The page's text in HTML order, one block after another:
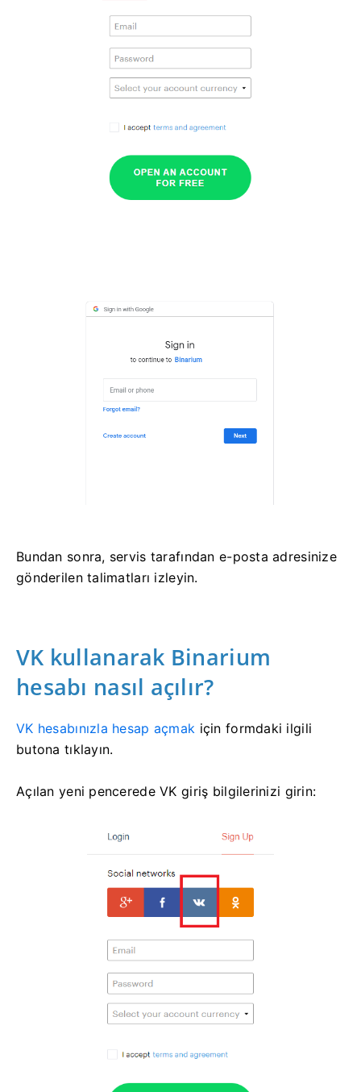
Bundan sonra, servis tarafından e-posta adresinize
gönderilen talimatları izleyin.
VK kullanarak Binarium
hesabı nasıl açılır?
VK hesabınızla hesap açmak için formdaki ilgili
butona tıklayın.
Açılan yeni pencerede VK giriş bilgilerinizi girin: